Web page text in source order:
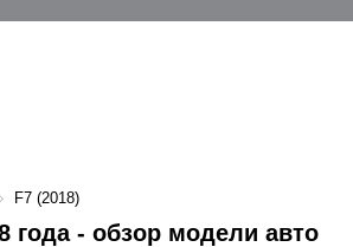
F7 (2018)
года - обзор модели авто